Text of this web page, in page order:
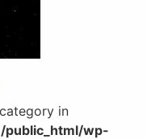
in
wp-